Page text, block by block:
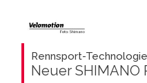
Rennsport-
Neuer SHIMANO